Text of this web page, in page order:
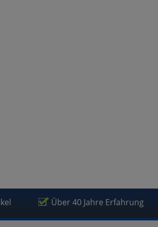
Über 40 Jahre Erfahrung